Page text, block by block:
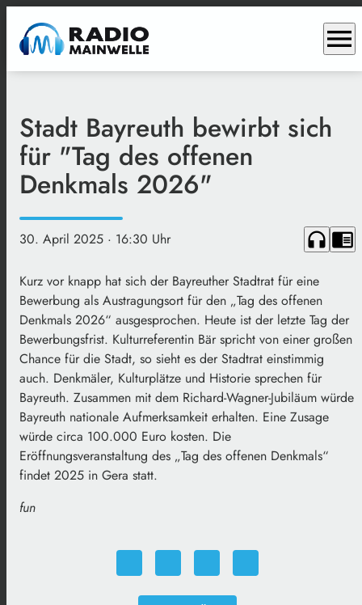
menu
Stadt Bayreuth bewirbt sich
für "Tag des offenen
Denkmals 2026"
30. April 2025 · 16:30 Uhr headphones chrome_reader_mode
Kurz vor knapp hat sich der Bayreuther Stadtrat für eine
Bewerbung als Austragungsort für den „Tag des offenen
Denkmals 2026“ ausgesprochen. Heute ist der letzte Tag der
Bewerbungsfrist. Kulturreferentin Bär spricht von einer großen
Chance für die Stadt, so sieht es der Stadtrat einstimmig
auch. Denkmäler, Kulturplätze und Historie sprechen für
Bayreuth. Zusammen mit dem Richard-Wagner-Jubiläum würde
Bayreuth nationale Aufmerksamkeit erhalten. Eine Zusage
würde circa 100.000 Euro kosten. Die
Eröffnungsveranstaltung des „Tag des offenen Denkmals“
findet 2025 in Gera statt.
fun